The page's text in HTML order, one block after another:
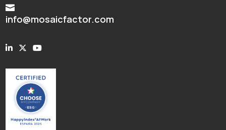

info@mosaicfactor.com